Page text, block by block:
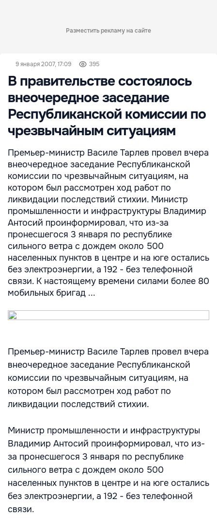
Разместить рекламу на сайте
9 января 2007, 17:09 395
В правительстве состоялось
внеочередное заседание
Республиканской комиссии по
чрезвычайным ситуациям
Премьер-министр Василе Тарлев провел вчера
внеочередное заседание Республиканской
комиссии по чрезвычайным ситуациям, на
котором был рассмотрен ход работ по
ликвидации последствий стихии. Министр
промышленности и инфраструктуры Владимир
Антосий проинформировал, что из-за
пронесшегося 3 января по республике
сильного ветра с дождем около 500
населенных пунктов в центре и на юге остались
без электроэнергии, а 192 - без телефонной
связи. К настоящему времени силами более 80
мобильных бригад ...
Премьер-министр Василе Тарлев провел вчера
внеочередное заседание Республиканской
комиссии по чрезвычайным ситуациям, на
котором был рассмотрен ход работ по
ликвидации последствий стихии.
Министр промышленности и инфраструктуры
Владимир Антосий проинформировал, что из-
за пронесшегося 3 января по республике
сильного ветра с дождем около 500
населенных пунктов в центре и на юге остались
без электроэнергии, а 192 - без телефонной
связи.